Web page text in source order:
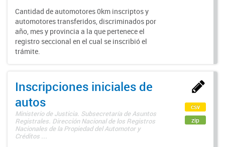
Cantidad de automotores 0km inscriptos y
automotores transferidos, discriminados por
año, mes y provincia a la que pertenece el
registro seccional en el cual se inscribió el
trámite.
Inscripciones iniciales de
autos
Ministerio de Justicia. Subsecretaría de Asuntos
Registrales. Dirección Nacional de los Registros
Nacionales de la Propiedad del Automotor y
Créditos ...
csv
zip